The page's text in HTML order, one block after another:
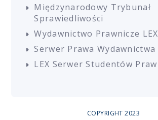
Międzynarodowy Trybunał
Sprawiedliwości
Wydawnictwo Prawnicze LEX
Serwer Prawa Wydawnictwa
LEX Serwer Studentów Praw
COPYRIGHT 2023